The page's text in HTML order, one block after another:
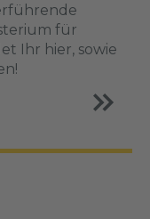
für
Ihr hier, sowie